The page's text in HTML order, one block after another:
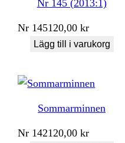
Nr 145 (2013:1)
Nr 145120,00kr
Lägg till i varukorg
Sommarminnen
Nr 142120,00kr